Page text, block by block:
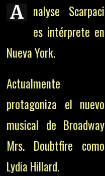
A nalyse Scarpaci
es intérprete en
Nueva York.
Actualmente
protagoniza el nuevo
musical de Broadway
Mrs. Doubtfire como
Lydia Hillard.